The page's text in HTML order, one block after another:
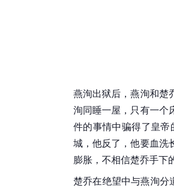
燕洵出狱后，燕洵和楚
洵同睡一屋，只有一个
件的事情中骗得了皇
城 ，他反了，他要血洗
膨胀，不相信楚乔手下
楚乔在绝望中与燕洵分